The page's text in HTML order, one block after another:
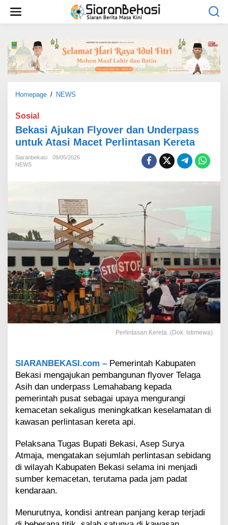
w
Homepage / NEWS
s
i
k
n
F
l
y
o
v
r
d
a
n
U
n
a
s
s
u
t
u
A
t
s
i
c
Sosial
Bekasi Ajukan Flyover dan Underpass
untuk Atasi Macet Perlintasan Kereta
Siaranbekasi
09/05/2026
NEWS
Perlintasan Kereta. (Dok: Istimewa)
SIARANBEKASI.com – Pemerintah Kabupaten
Bekasi mengajukan pembangunan flyover Telaga
Asih dan underpass Lemahabang kepada
pemerintah pusat sebagai upaya mengurangi
kemacetan sekaligus meningkatkan keselamatan di
kawasan perlintasan kereta api.
Pelaksana Tugas Bupati Bekasi, Asep Surya
Atmaja, mengatakan sejumlah perlintasan sebidang
di wilayah Kabupaten Bekasi selama ini menjadi
sumber kemacetan, terutama pada jam padat
kendaraan.
Menurutnya, kondisi antrean panjang kerap terjadi